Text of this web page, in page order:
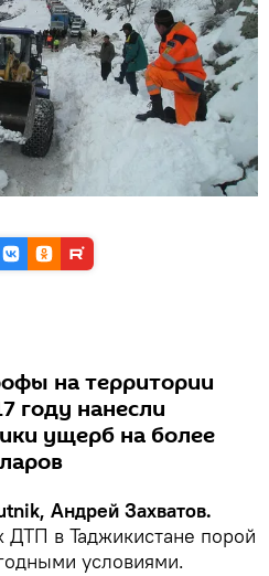
на территории
году нанесли
ущерб на более
Андрей Захватов.
ДТП в Таджикистане порой
условиями.